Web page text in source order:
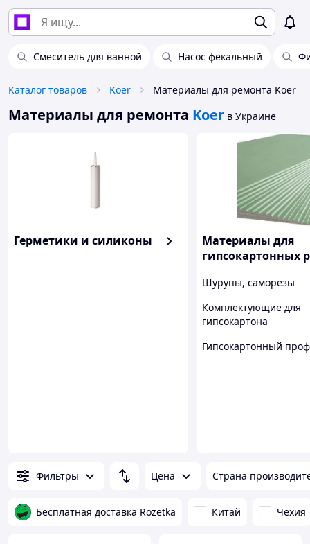
Смеситель для ванной Насос фекальный
Каталог товаров Koer Материалы для ремонта Koer
Материалы для ремонта Koer в Украине
Герметики и силиконы
Материалы для
гипсокартонных
Шурупы, саморезы
Комплектующие для
гипсокартона
Гипсокартонный
Фильтры Цена Страна
Бесплатная доставка Rozetka Китай Чехия